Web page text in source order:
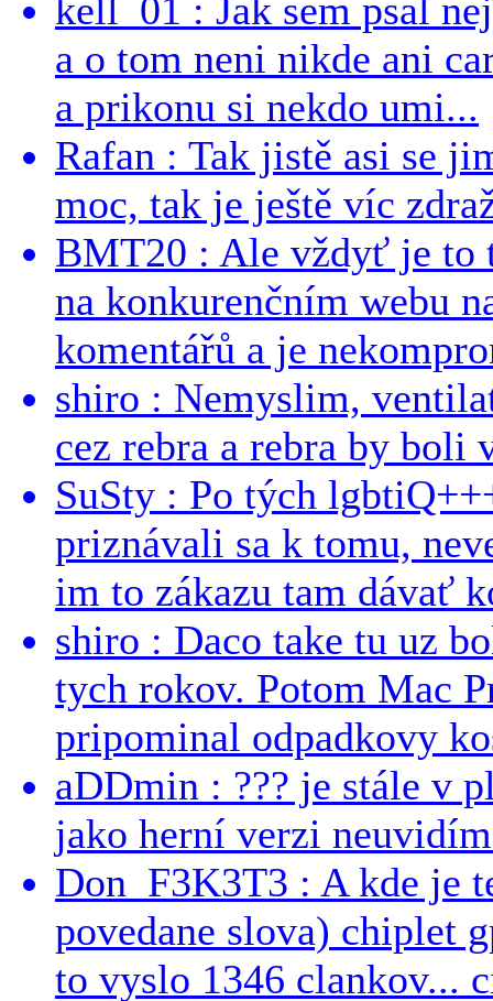
kell_01 : Jak sem psal
a o tom neni nikde ani
a prikonu si nekdo umi...
Rafan : Tak jistě asi se
moc, tak je ještě víc
BMT20 : Ale vždyť je to
na konkurenčním webu
komentářů a je
shiro : Nemyslim,
cez rebra a rebra by boli
SuSty : Po tých
priznávali sa k tomu,
im to zákazu tam dávať
shiro : Daco take tu uz
tych rokov. Potom Mac
pripominal odpadkovy
aDDmin : ??? je stále v
jako herní verzi
Don_F3K3T3 : A kde je
povedane slova) chiplet
to vyslo 1346 clankov...